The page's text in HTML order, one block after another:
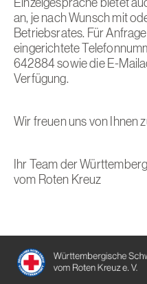
Einzelgespräche bietet
an, je nach Wunsch mit
Betriebsrates. Für
eingerichtete
642884 sowie die E-
Verfügung.
Wir freuen uns von Ihnen
Ihr Team der
vom Roten Kreuz